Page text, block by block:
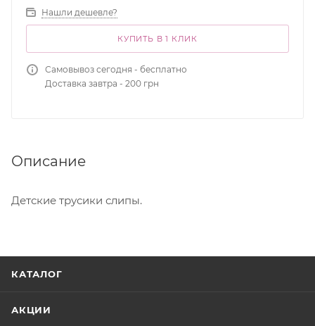
Нашли дешевле?
КУПИТЬ В 1 КЛИК
Самовывоз сегодня - бесплатно
Доставка завтра - 200 грн
Описание
Детские трусики слипы.
КАТАЛОГ
АКЦИИ